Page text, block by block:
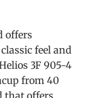
offers
feel and
3F 905-4
from 40